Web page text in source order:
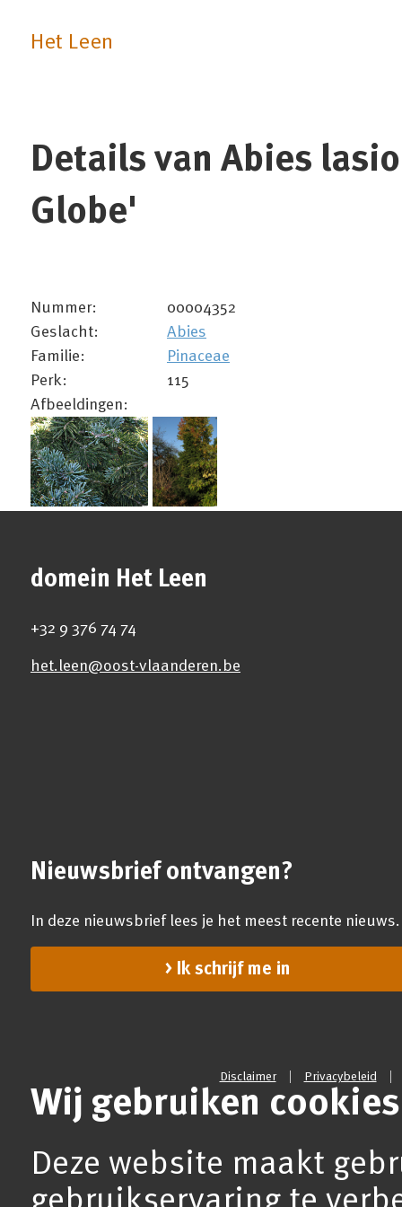
Het Leen
Details van Abies
Globe'
Nummer:
00004352
Geslacht:
Abies
Familie:
Pinaceae
Perk:
115
Afbeeldingen:
domein Het Leen
+32 9 376 74 74
het.leen@oost-vlaanderen.be
Nieuwsbrief ontvangen?
In deze nieuwsbrief lees je het meest recente nieuws.
Ik schrijf me in
Disclaimer Privacybeleid
Wij gebruiken cookies
Deze website maakt